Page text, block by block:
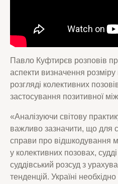
Павло Куфтирєв розповів
аспекти визначення
розгляді колективних
застосування позитивної
«Аналізуючи світову
важливо зазначити, що для
справи про відшкодування
у колективних позовах,
суддівський розсуд з
тенденцій. Україні